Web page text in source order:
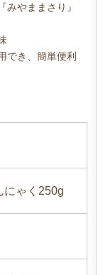
やままさり』
でき、簡単便利
にゃく250g